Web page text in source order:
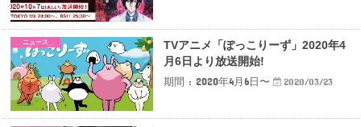
ニュース
TVアニメ「ぽっこりーず」2020年4
月6日より放送開始!
期間 : 2020年4月6日〜
2020/03/23